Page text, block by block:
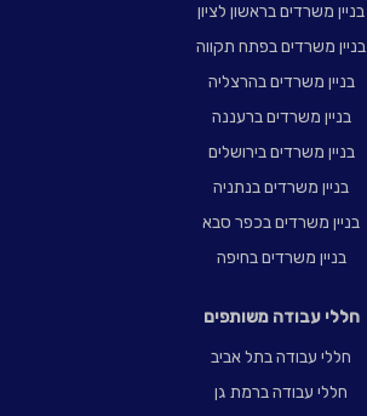
בניין משרדים בראשון לציון
בניין משרדים בפתח תקווה
בניין משרדים בהרצליה
בניין משרדים ברעננה
בניין משרדים בירושלים
בניין משרדים בנתניה
בניין משרדים בכפר סבא
בניין משרדים בחיפה
חללי עבודה משותפים
חללי עבודה בתל אביב
חללי עבודה ברמת גן